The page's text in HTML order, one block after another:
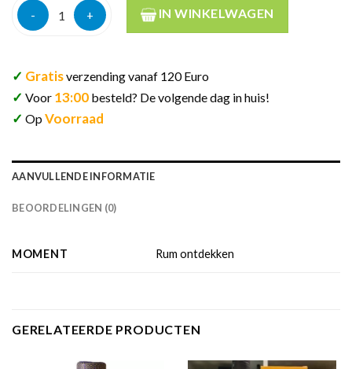
Savanna creol straight cs.11.21 2022 68,7% 50cl aantal
IN WINKELWAGEN
✓ Gratisverzending vanaf 120 Euro
✓ Voor 13:00 besteld? De volgende dag in huis!
✓ OpVoorraad
AANVULLENDE INFORMATIE
BEOORDELINGEN (0)
MOMENT Rum ontdekken
GERELATEERDE PRODUCTEN